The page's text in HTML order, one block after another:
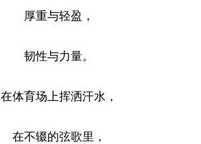
厚重与轻盈，
韧性与力量。
在体育场上挥洒汗水，
在不辍的弦歌里，